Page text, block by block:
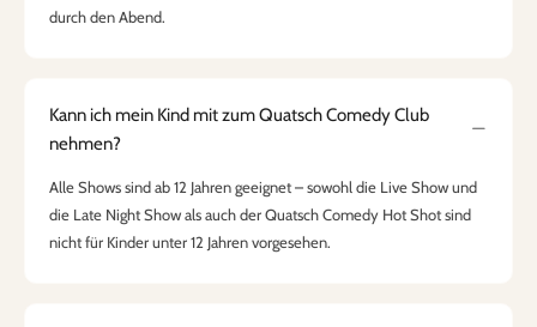
durch den Abend.
Kann ich mein Kind mit zum Quatsch Comedy Club
nehmen?
Alle Shows sind ab 12 Jahren geeignet – sowohl die Live Show und
die Late Night Show als auch der Quatsch Comedy Hot Shot sind
nicht für Kinder unter 12 Jahren vorgesehen.